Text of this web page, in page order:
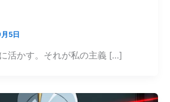
5日
活かす。それが私の主義 […]